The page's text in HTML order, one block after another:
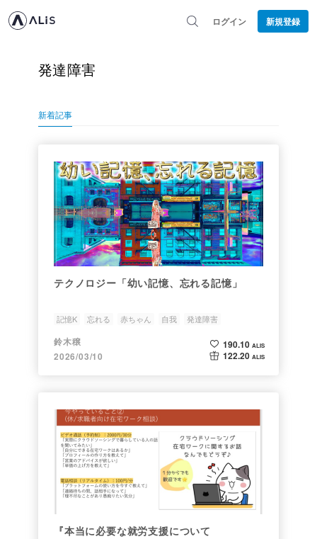
ログイン 新規登録
発達障害
新着記事
テクノロジー「幼い記憶、忘れる記憶」
記憶K 忘れる 赤ちゃん 自我 発達障害
鈴木穣
2026/03/10
190.10 ALIS
122.20 ALIS
『本当に必要な就労支援について